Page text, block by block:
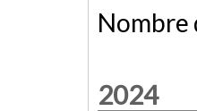
Nombre
2024